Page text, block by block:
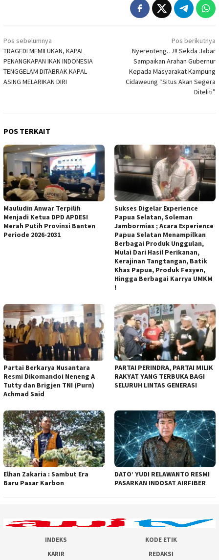
Navigasi
pos
Pos sebelumnya
TRAGEDI MEMILUKAN, KAPAL
PENANGKAPAN IKAN INDONESIA
TENGGELAM DITABRAK KAPAL
ASING MELARIKAN DIRI
Pos berikutnya
Nyerenteng…!!! Sekda Jabar
Sampaikan Arahan Gubernur
Kepada Masyarakat Kampung
Cidaweung “Situs Akan Segera
Diteliti”
POS TERKAIT
Mauludin Anwar Terpilih
Menjadi Ketua DPD APDESI
Merah Putih Provinsi Banten
Periode 2026-2031
Sukses Digelar Experience
Papua Selatan, Soleman
Jambormias ; Acara Experience
Papua Selatan Menampilkan
Berbagai Produk Unggulan,
Mulai Dari Hasil Perikanan,
Kerajinan Tangtangan, Batik
Khas Papua, Produk Fesyen,
Hingga Berbagai Karrya UMKM
!
Partai Berkarya Nusantara
Resmi Dikomandoi Neneng A
Tutty dan Brigjen TNI (Purn)
Achmad Said
PARTAI PERINDRA, PARTAI MILIK
RAKYAT YANG TERBUKA BAGI
SELURUH LINTAS GENERASI
Elhan Zakaria : Sambut Era
Baru Pasar Karbon
DATO’ YUDI RELAWANTO RESMI
PASARKAN INDOSAT AIRFIBER
INDEKS
KODE ETIK
KARIR
REDAKSI